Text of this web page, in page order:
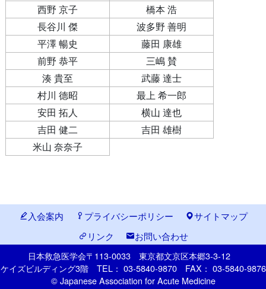
西野 京子
橋本 浩
長谷川 傑
波多野 善明
平澤 暢史
藤田 康雄
前野 恭平
三嶋 賛
湊 貴至
武藤 達士
村川 德昭
最上 希一郎
安田 拓人
横山 達也
吉田 健二
吉田 雄樹
米山 奈奈子
入会案内 プライバシーポリシー
サイトマップ
リンク
お問い合わせ
日本救急医学会〒113-0033 東京都文京区本郷3-3-12
ケイズビルディング3階 TEL： 03-5840-9870 FAX： 03-5840-9876
© Japanese Association for Acute Medicine